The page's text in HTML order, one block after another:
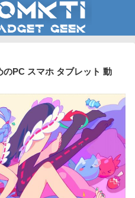
PC スマホ タブレット 動